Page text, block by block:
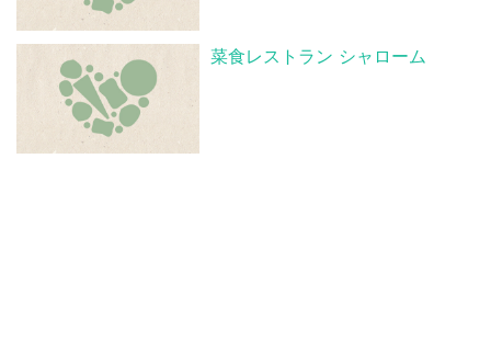
菜食レストラン シャローム